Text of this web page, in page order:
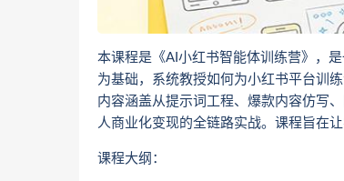
本课程是《AI小红书智能体训练营》，
为基础，系统教授如何为小红书平台训
内容涵盖从提示词工程、爆款内容仿写
人商业化变现的全链路实战。课程旨在
课程大纲：